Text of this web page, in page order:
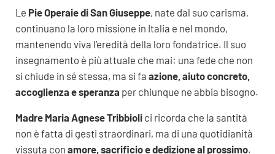
Le Pie Operaie di San Giuseppe, nate dal suo carisma,
continuano la loro missione in Italia e nel mondo,
mantenendo viva l’eredità della loro fondatrice. Il suo
insegnamento è più attuale che mai: una fede che non
si chiude in sé stessa, ma si fa azione, aiuto concreto,
accoglienza e speranza per chiunque ne abbia bisogno.
Madre Maria Agnese Tribbioli ci ricorda che la santità
non è fatta di gesti straordinari, ma di una quotidianità
vissuta con amore, sacrificio e dedizione al prossimo.